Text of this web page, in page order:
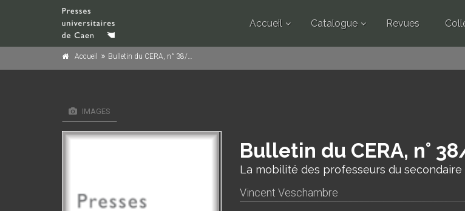
Accueil Catalogue Revues
Accueil Bulletin du CERA, n° 38/1993
IMAGES
Bulletin du CERA, n°
La mobilité des professeurs du secondaire
Vincent Veschambre